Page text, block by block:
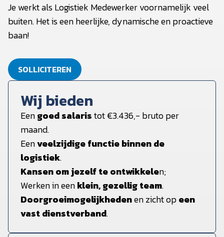
Je werkt als Logistiek Medewerker voornamelijk veel
buiten. Het is een heerlijke, dynamische en proactieve
baan!
SOLLICITEREN
Wij bieden
Eengoed salaristot €3.436,- bruto per
maand.
Eenveelzijdige functie binnen de
logistiek.
Kansen om jezelf te ontwikkelen;
Werken in eenklein, gezellig team.
Doorgroeimogelijkhedenen zicht opeen
vast dienstverband.